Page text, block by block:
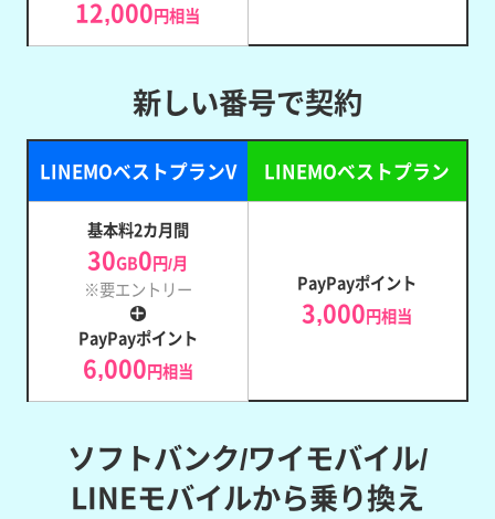
12,000円相当
新しい番号で契約
LINEMOベストプランV LINEMOベストプラン
基本料2カ月間
30GB0円/月
※要エントリー
PayPayポイント
6,000円相当
PayPayポイント
3,000円相当
ソフトバンク/ワイモバイル/
LINEモバイルから乗り換え